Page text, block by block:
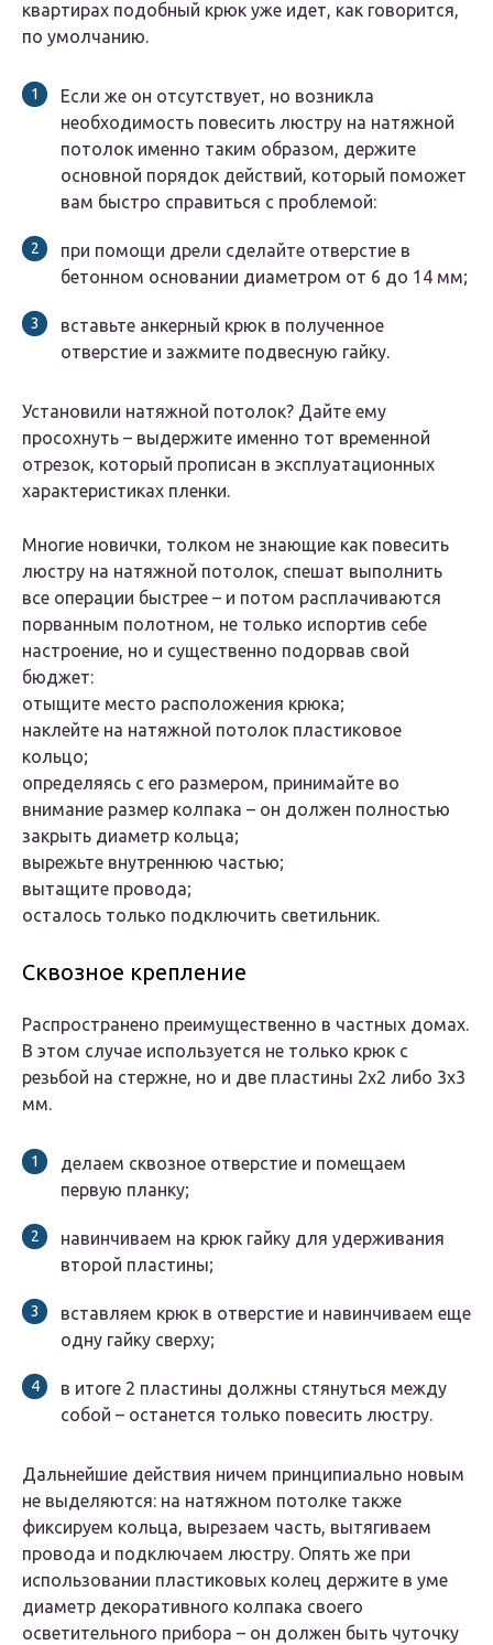
квартирах подобный крюк уже идет, как говорится,
по умолчанию.
Если же он отсутствует, но возникла
необходимость повесить люстру на натяжной
потолок именно таким образом, держите
основной порядок действий, который поможет
вам быстро справиться с проблемой:
при помощи дрели сделайте отверстие в
бетонном основании диаметром от 6 до 14 мм;
вставьте анкерный крюк в полученное
отверстие и зажмите подвесную гайку.
Установили натяжной потолок? Дайте ему
просохнуть – выдержите именно тот временной
отрезок, который прописан в эксплуатационных
характеристиках пленки.
Многие новички, толком не знающие как повесить
люстру на натяжной потолок, спешат выполнить
все операции быстрее – и потом расплачиваются
порванным полотном, не только испортив себе
настроение, но и существенно подорвав свой
бюджет:
отыщите место расположения крюка;
наклейте на натяжной потолок пластиковое
кольцо;
определяясь с его размером, принимайте во
внимание размер колпака – он должен полностью
закрыть диаметр кольца;
вырежьте внутреннюю частью;
вытащите провода;
осталось только подключить светильник.
Сквозное крепление
Распространено преимущественно в частных домах.
В этом случае используется не только крюк с
резьбой на стержне, но и две пластины 2х2 либо 3х3
мм.
делаем сквозное отверстие и помещаем
первую планку;
навинчиваем на крюк гайку для удерживания
второй пластины;
вставляем крюк в отверстие и навинчиваем еще
одну гайку сверху;
в итоге 2 пластины должны стянуться между
собой – останется только повесить люстру.
Дальнейшие действия ничем принципиально новым
не выделяются: на натяжном потолке также
фиксируем кольца, вырезаем часть, вытягиваем
провода и подключаем люстру. Опять же при
использовании пластиковых колец держите в уме
диаметр декоративного колпака своего
осветительного прибора – он должен быть чуточку